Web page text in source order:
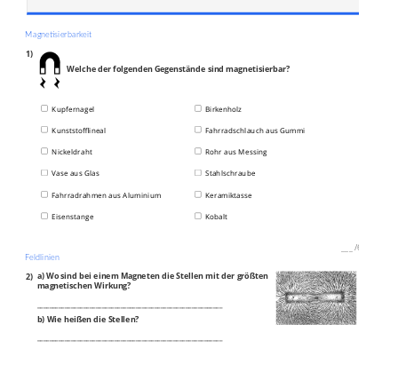
Magnetisierbarkeit
1)
Welche der folgenden Gegenstände sind magnetisierbar?
Kupfernagel Birkenholz
Kunststofflineal Fahrradschlauch aus Gummi
Nickeldraht Rohr aus Messing
Vase aus Glas Stahlschraube
Fahrradrahmen aus Aluminium Keramiktasse
Eisenstange Kobalt
/6P
Feldlinien
2) a)Wo sind bei einem Magneten die Stellen mit der größten
magnetischen Wirkung?
b) Wie heißen die Stellen?